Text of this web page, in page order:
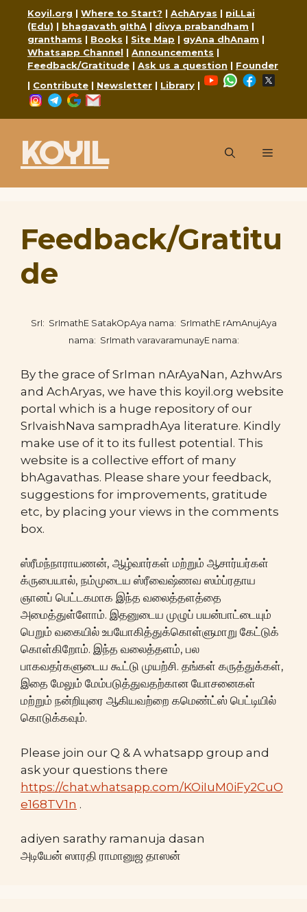
content
Koyil.org | Where to Start? | AchAryas | piLLai
(Edu) | bhagavath gIthA | divya prabandham |
granthams | Books | Site Map | gyAna dhAnam |
Whatsapp Channel | Announcements |
Feedback/Gratitude | Ask us a question | Founder
| Contribute | Newsletter | Library |
YouTubeWhatsApp
Facebook
Instagram
Telegram
Google
KOYIL Menu
Feedback/Gratitu
de
SrI: SrImathE SatakOpAya nama: SrImathE rAmAnujAya
nama: SrImath varavaramunayE nama:
By the grace of SrIman nArAyaNan, AzhwArs
and AchAryas, we have this koyil.org website
portal which is a huge repository of our
SrIvaishNava sampradhAya literature. Kindly
make use of it to its fullest potential. This
website is a collective effort of many
bhAgavathas. Please share your feedback,
suggestions for improvements, gratitude
etc, by placing your views in the comments
box.
ஸ்ரீமந்நாராயணன், ஆழ்வார்கள் மற்றும் ஆசார்யர்கள்
க்ருபையால், நம்முடைய ஸ்ரீவைஷ்ணவ ஸம்ப்ரதாய
ஞானப் பெட்டகமாக இந்த வலைத்தளத்தை
அமைத்துள்ளோம். இதனுடைய முழுப் பயன்பாட்டையும்
பெறும் வகையில் உபயோகித்துக்கொள்ளுமாறு கேட்டுக்
கொள்கிறோம். இந்த வலைத்தளம், பல
பாகவதர்களுடைய கூட்டு முயற்சி. தங்கள் கருத்துக்கள்,
இதை மேலும் மேம்படுத்துவதற்கான யோசனைகள்
மற்றும் நன்றியுரை ஆகியவற்றை கமெண்ட்ஸ் பெட்டியில்
கொடுக்கவும்.
Please join our Q & A whatsapp group and
ask your questions there
https://chat.whatsapp.com/KOiIuM0iFy2CuO
e168TV1n .
adiyen sarathy ramanuja dasan
அடியேன் ஸாரதி ராமானுஜ தாஸன்